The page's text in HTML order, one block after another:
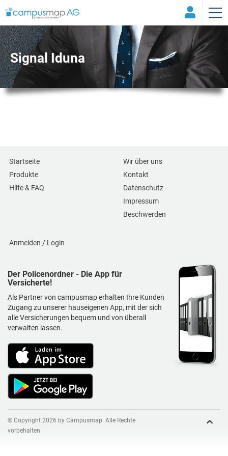
Signal Iduna
Startseite
Produkte
Hilfe & FAQ
Wir über uns
Kontakt
Datenschutz
Impressum
Beschwerden
Anmelden / Login
Der Policenordner - Die App für
Versicherte!
Als Partner von campusmap erhalten Ihre Kunden
Zugang zu unserer hauseigenen App, mit der sich
alle Versicherungen bequem und von überall
verwalten lassen.
© Copyright 2026 by Campusmap. Alle Rechte
vorbehalten